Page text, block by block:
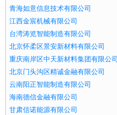
青海如意信息技术有限公司
江西金宸机械有限公司
台湾涛览智能制造有限公司
北京怀柔区景安新材料有限公司
重庆南岸区中天新材料集团有限公司
北京门头沟区精诚金融有限公司
云南阳正智能制造有限公司
海南德信金融有限公司
甘肃信诺能源有限公司